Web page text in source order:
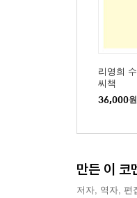
리영희
씨책
36,000원
만든 이 코
저자, 역자, 편